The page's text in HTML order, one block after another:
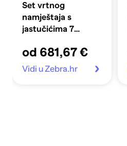
Set vrtnog
namještaja s
jastučićima 7
bež
od 681,67 €
Vidi u Zebra.hr